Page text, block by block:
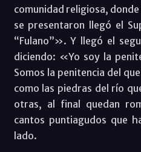
comunidad religiosa,
se presentaron llegó el
“Fulano”». Y llegó el
diciendo: «Yo soy la
Somos la penitencia del
como las piedras del río
otras, al final quedan
cantos puntiagudos que
lado.